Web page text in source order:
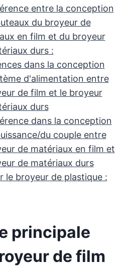
entre la conception
du broyeur de
en film et du broyeur
durs :
dans la conception
d'alimentation entre
de film et le broyeur
durs
dans la conception
du couple entre
de matériaux en film et
de matériaux durs
le broyeur de plastique :
principale
de film